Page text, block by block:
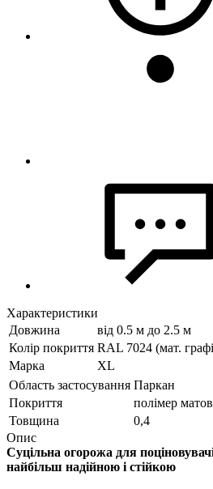
Характеристики
Довжина
від 0.5 м до 2.5 м
Колір покриття RAL 7024 (мат.
Марка
XL
Область застосування Паркан
Покриття
полімер
Товщина
0,4
Опис
Суцільна огорожа для
найбільш надійною і стійкою